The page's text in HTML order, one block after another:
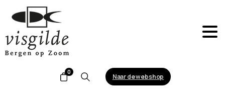
0
Search
Naar de webshop